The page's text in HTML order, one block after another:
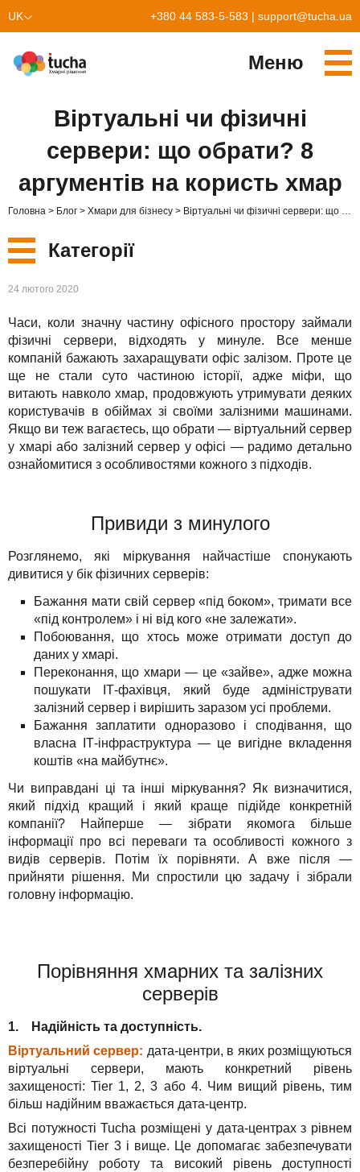
UK +380 44 583-5-583 | support@tucha.ua
Меню
TuchaBit+
TuchaBackup
TuchaHosting
TuchaSync
Бухгалтерія у хмарі
Хмари для e-commerce
Віддалений офіс
Реселінг хостингу
Стати партнером
Відгуки
Кар'єра
Контакти
Віртуальні чи фізичні
сервери: що обрати? 8
аргументів на користь хмар
Головна Блог Хмари для бізнесу Віртуальні чи фізичні сервери: що обрати? 8 аргументів на користь хмар
Категорії
Нові
Сервіси
Рішення
Для бізнесу
Техпідтримка
Події
Свята
Акції
24 лютого 2020
Часи, коли значну частину офісного простору займали
фізичні сервери, відходять у минуле. Все менше
компаній бажають захаращувати офіс залізом. Проте це
ще не стали суто частиною історії, адже міфи, що
витають навколо хмар, продовжують утримувати деяких
користувачів в обіймах зі своїми залізними машинами.
Якщо ви теж вагаєтесь, що обрати — віртуальний сервер
у хмарі або залізний сервер у офісі — радимо детально
ознайомитися з особливостями кожного з підходів.
Привиди з минулого
Розглянемо, які міркування найчастіше спонукають
дивитися у бік фізичних серверів:
Бажання мати свій сервер «під боком», тримати все
«під контролем» і ні від кого «не залежати».
Побоювання, що хтось може отримати доступ до
даних у хмарі.
Переконання, що хмари — це «зайве», адже можна
пошукати ІТ-фахівця, який буде адмініструвати
залізний сервер і вирішить заразом усі проблеми.
Бажання заплатити одноразово і сподівання, що
власна ІТ-інфраструктура — це вигідне вкладення
коштів «на майбутнє».
Чи виправдані ці та інші міркування? Як визначитися,
який підхід кращий і який краще підійде конкретній
компанії? Найперше — зібрати якомога більше
інформації про всі переваги та особливості кожного з
видів серверів. Потім їх порівняти. А вже після —
прийняти рішення. Ми спростили цю задачу і зібрали
головну інформацію.
Порівняння хмарних та залізних
серверів
1. Надійність та доступність.
Віртуальний сервер: дата-центри, в яких розміщуються
віртуальні сервери, мають конкретний рівень
захищеності: Tier 1, 2, 3 або 4. Чим вищий рівень, тим
більш надійним вважається дата-центр.
Всі потужності Tucha розміщені у дата-центрах з рівнем
захищеності Tier 3 і вище. Це допомагає забезпечувати
безперебійну роботу та високий рівень доступності